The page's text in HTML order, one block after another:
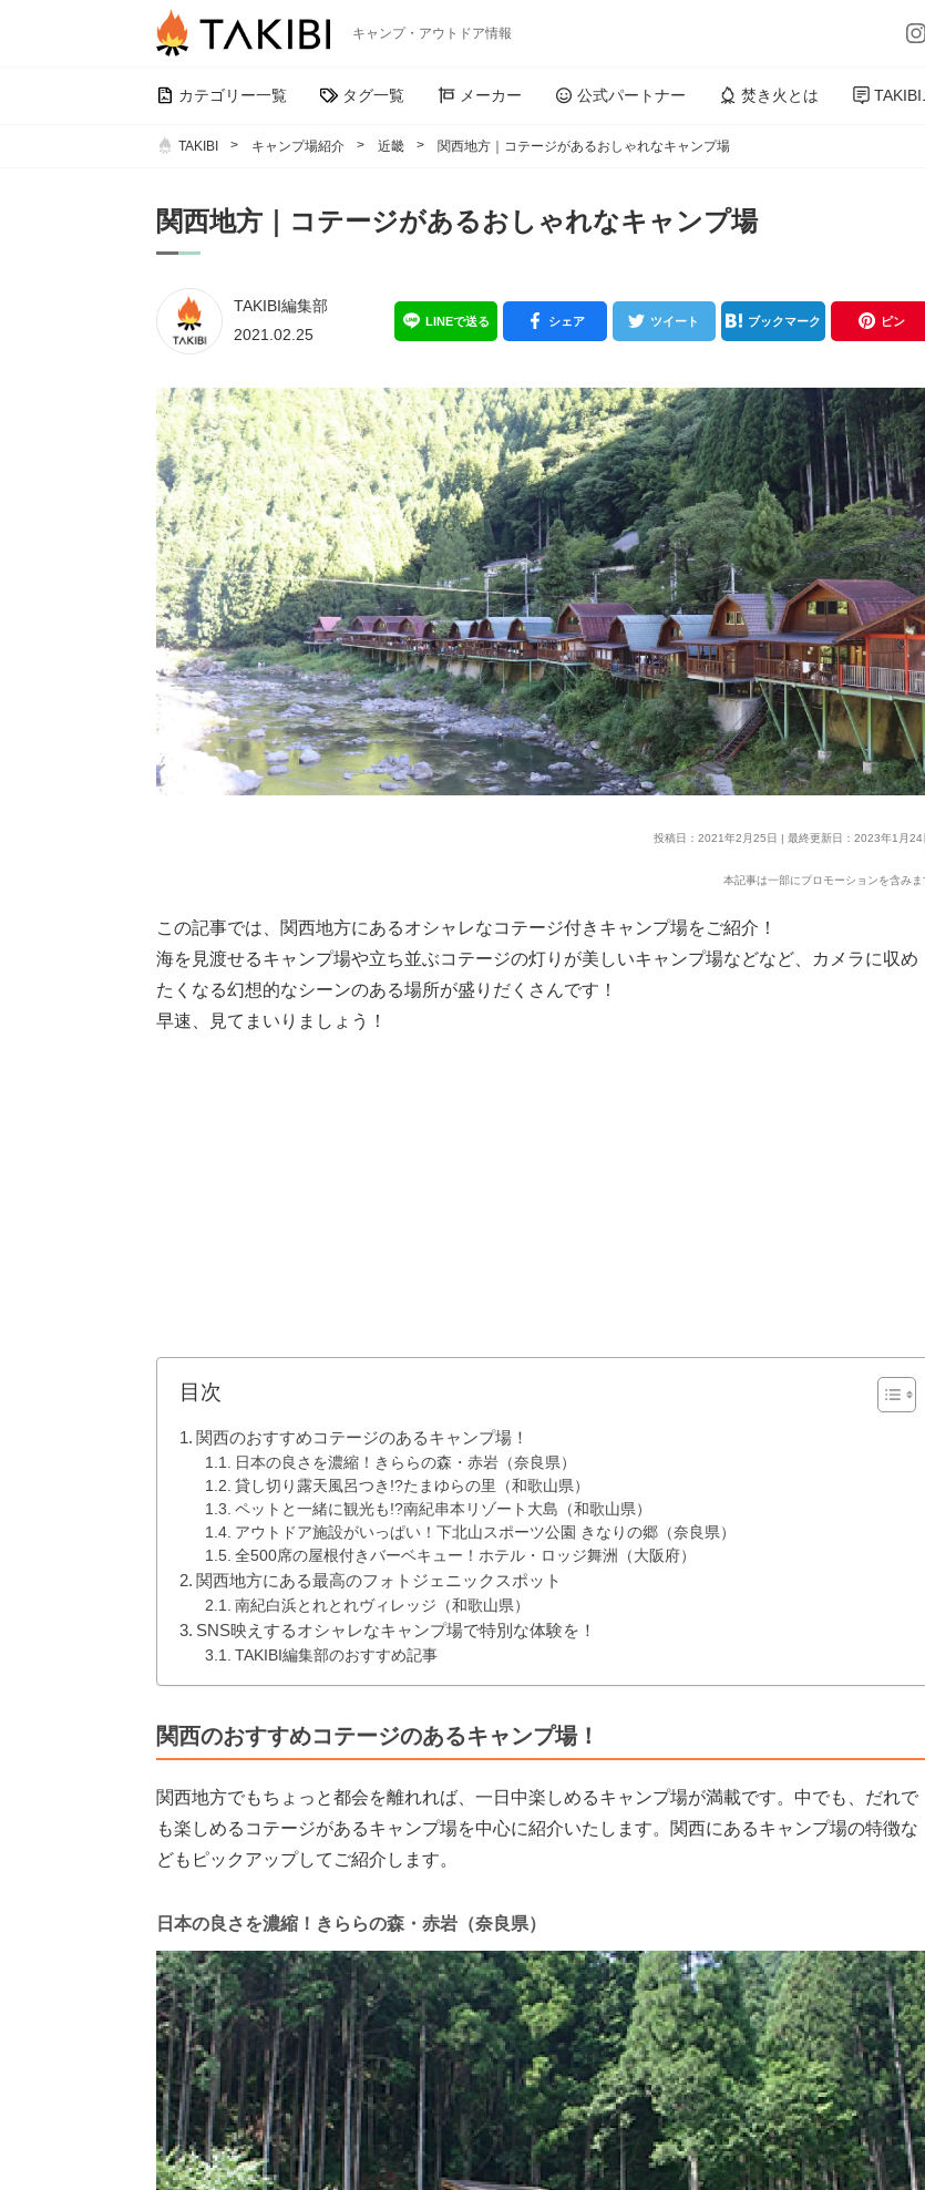
キャンプ・アウトドア情報
カテゴリー一覧 タグ一覧 メーカー 公式パートナー 焚き火とは
TAKIBI キャンプ場紹介 近畿 関西地方｜コテージがあるおしゃれなキャンプ場
関西地方｜コテージがあるおしゃれなキャンプ場
TAKIBI編集部
2021.02.25
LINEで送る シェア ツイート ブックマーク ピン
投稿日：2021年2月25日 | 最終更新日：2023年1月24
本記事は一部にプロモーションを含みま
この記事では、関西地方にあるオシャレなコテージ付きキャンプ場をご紹介！
海を見渡せるキャンプ場や立ち並ぶコテージの灯りが美しいキャンプ場などなど、カメラに収め
たくなる幻想的なシーンのある場所が盛りだくさんです！
早速、見てまいりましょう！
目次
関西のおすすめコテージのあるキャンプ場！
日本の良さを濃縮！きららの森・赤岩（奈良県）
貸し切り露天風呂つき!?たまゆらの里（和歌山県）
ペットと一緒に観光も!?南紀串本リゾート大島（和歌山県）
アウトドア施設がいっぱい！下北山スポーツ公園 きなりの郷（奈良県）
全500席の屋根付きバーベキュー！ホテル・ロッジ舞洲（大阪府）
関西地方にある最高のフォトジェニックスポット
南紀白浜とれとれヴィレッジ（和歌山県）
SNS映えするオシャレなキャンプ場で特別な体験を！
TAKIBI編集部のおすすめ記事
関西のおすすめコテージのあるキャンプ場！
関西地方でもちょっと都会を離れれば、一日中楽しめるキャンプ場が満載です。中でも、だれで
も楽しめるコテージがあるキャンプ場を中心に紹介いたします。関西にあるキャンプ場の特徴な
どもピックアップしてご紹介します。
日本の良さを濃縮！きららの森・赤岩（奈良県）